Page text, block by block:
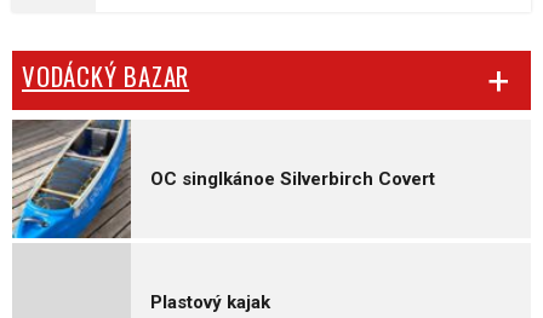
VODÁCKÝ BAZAR
OC singlkánoe Silverbirch Covert
Plastový kajak